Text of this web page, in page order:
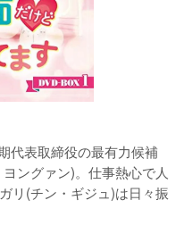
代表取締役の最有力候補
ングァン)。仕事熱心で人
リ(チン・ギジュ)は日々振